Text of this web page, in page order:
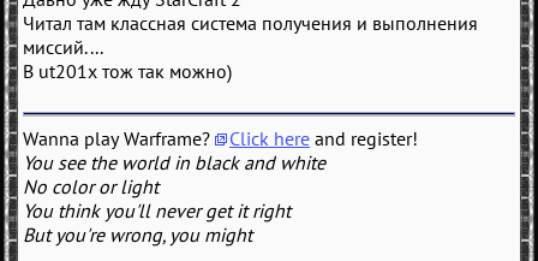
Читал там классная система получения и выполнения
миссий....
В ut201x тож так можно)
Wanna play Warframe? Click here and register!
You see the world in black and white
No color or light
You think you'll never get it right
But you're wrong, you might